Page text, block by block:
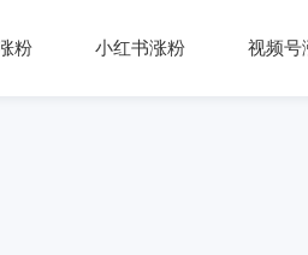
粉 小红书涨粉 视频号